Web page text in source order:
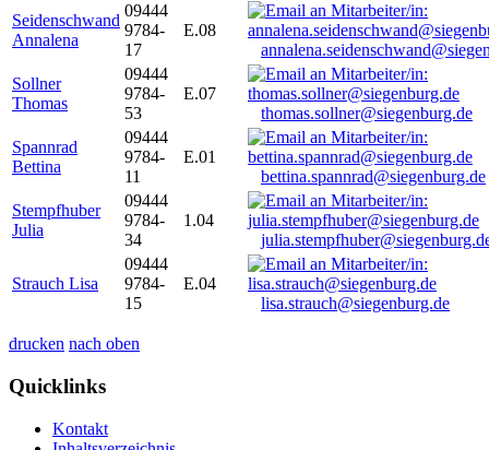
Seidenschwand
Annalena
09444
9784-
17
E.08
Sollner
Thomas
09444
9784-
53
E.07
thomas.sollner@siegenburg.de
Spannrad
Bettina
09444
9784-
11
E.01
bettina.spannrad@siegenburg.de
Stempfhuber
Julia
09444
9784-
34
1.04
Strauch Lisa
09444
9784-
15
E.04
lisa.strauch@siegenburg.de
drucken nach oben
Quicklinks
Kontakt